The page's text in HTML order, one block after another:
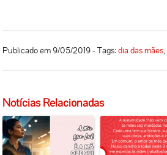
Publicado em 9/05/2019 - Tags:dia das mães,
Notícias Relacionadas